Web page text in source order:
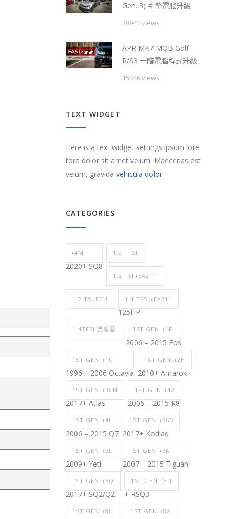
Gen. 3) 引擎電腦升級
28941 views
APR MK7 MQB Golf
R/S3 一階電腦程式升級
15446 views
TEXT WIDGET
Here is a text widget settings ipsum lore
tora dolor sit amet velum. Maecenas est
velum, gravida vehicula dolor
CATEGORIES
(4M
2020+ SQ8
1.2 TFSI
1.2 TSI (EA211
1.2 TSI ECU 1.4 TFSI (EA211
125HP
1.4TFSI 雙增壓 1ST GEN. (1F
2006 – 2015 Eos
1ST GEN. (1U
1996 – 2006 Octavia
1ST GEN. (2H
2010+ Amarok
1ST GEN. (3CN
2017+ Atlas
1ST GEN. (42
2006 – 2015 R8
1ST GEN. (4L
2006 – 2015 Q7
1ST GEN. (565
2017+ Kodiaq
1ST GEN. (5L
2009+ Yeti
1ST GEN. (5N
2007 – 2015 Tiguan
1ST GEN. (5Q
2017+ SQ2/Q2
1ST GEN. (8U
+ RSQ3
1ST GEN. (8U 1ST GEN. (8X